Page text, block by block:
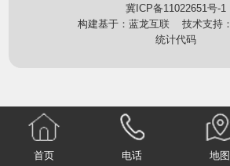
冀ICP备11022651号-1
构建基于： 蓝龙互联 技术支持：
统计代码
首页 电话 地图